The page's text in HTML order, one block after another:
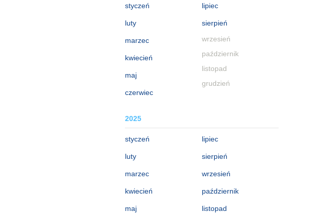
styczeń
luty
marzec
kwiecień
maj
czerwiec
lipiec
sierpień
wrzesień
październik
listopad
grudzień
2025
styczeń
luty
marzec
kwiecień
maj
lipiec
sierpień
wrzesień
październik
listopad